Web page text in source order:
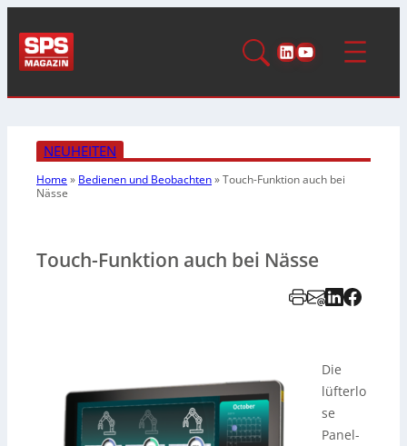
LinkedIn
YouTube
NEUHEITEN
Home» Bedienen und Beobachten»Touch-Funktion auch bei
Nässe
Touch-Funktion auch bei Nässe
Die
lüfterlo
se
Panel-